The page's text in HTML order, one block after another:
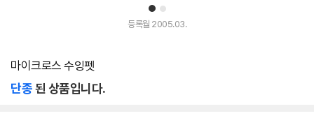
1 2
등록월 2005.03.
마이크로스 수잉펫
단종된 상품입니다.